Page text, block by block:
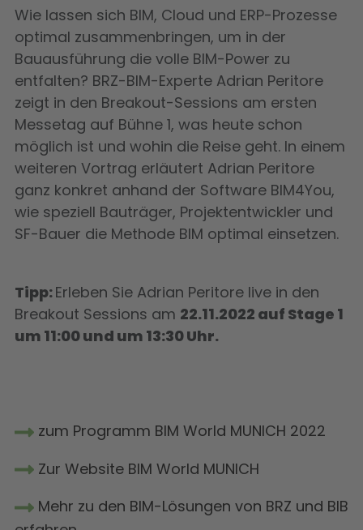
Wie lassen sich BIM, Cloud und ERP-Prozesse
optimal zusammenbringen, um in der
Bauausführung die volle BIM-Power zu
entfalten? BRZ-BIM-Experte Adrian Peritore
zeigt in den Breakout-Sessions am ersten
Messetag auf Bühne 1, was heute schon
möglich ist und wohin die Reise geht. In einem
weiteren Vortrag erläutert Adrian Peritore
ganz konkret anhand der Software BIM4You,
wie speziell Bauträger, Projektentwickler und
SF-Bauer die Methode BIM optimal einsetzen.
Tipp:Erleben Sie Adrian Peritore live in den
Breakout Sessions am 22.11.2022 auf Stage 1
um 11:00und um 13:30 Uhr.
zum Programm BIM World MUNICH 2022
Zur Website BIM World MUNICH
Mehr zu den BIM-Lösungen von BRZ und BIB